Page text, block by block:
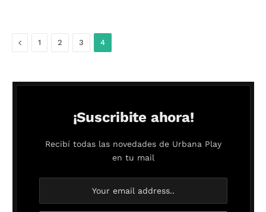
Anterior
1 2 3 4
¡Suscribite ahora!
Recibí todas las novedades de Urbana Play
en tu mail